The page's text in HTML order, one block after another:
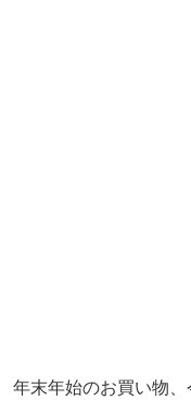
年末年始のお買い物